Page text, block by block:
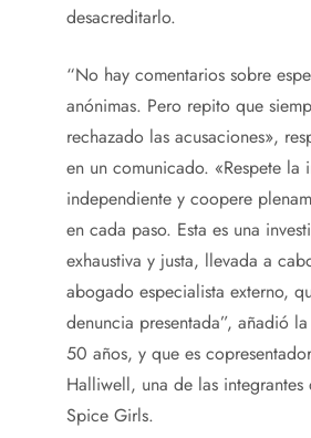
desacreditarlo.
“No hay comentarios sobre
anónimas. Pero repito que
rechazado las acusaciones»,
en un comunicado. «Respete la
independiente y coopere
en cada paso. Esta es una
exhaustiva y justa, llevada a
abogado especialista externo,
denuncia presentada”, añadió
50 años, y que es
Halliwell, una de las
Spice Girls.